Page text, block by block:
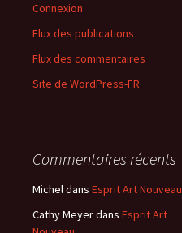
Connexion
Flux des publications
Flux des commentaires
Site de WordPress-FR
Commentaires récents
Micheldans Esprit Art Nouveau
Cathy Meyerdans Esprit Art